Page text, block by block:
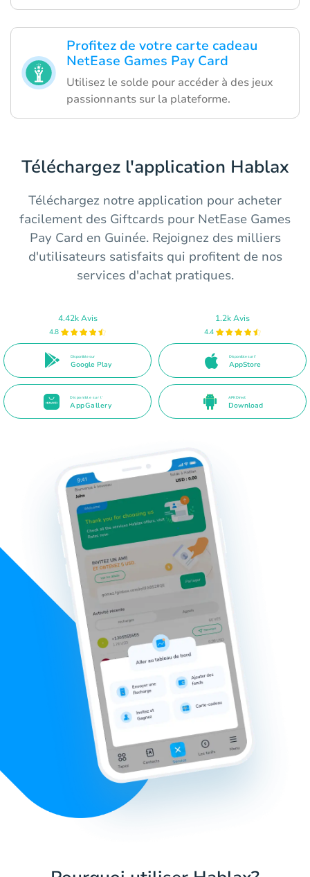
Profitez de votre carte cadeau
NetEase Games Pay Card
Utilisez le solde pour accéder à des jeux
passionnants sur la plateforme.
Téléchargez l'application Hablax
Téléchargez notre application pour acheter
facilement des Giftcards pour NetEase Games
Pay Card en Guinée. Rejoignez des milliers
d'utilisateurs satisfaits qui profitent de nos
services d'achat pratiques.
4.42k Avis
4.8
Disponible sur
Google Play
1.2k Avis
4.4
Disponible sur l'
AppStore
Disponible sur l'
AppGallery
APK Direct
Download